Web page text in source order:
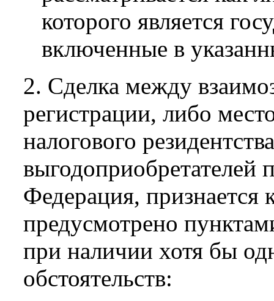
которого является
включенные в
2. Сделка между
регистрации, либо
налогового
выгодоприобретателей
Федерация, признается
предусмотрено
при наличии хотя бы
обстоятельств: